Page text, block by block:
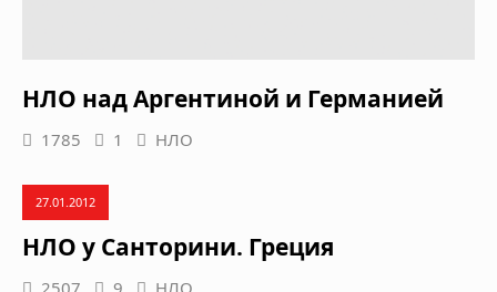
НЛО над Аргентиной и Германией
1785 1 НЛО
27.01.2012
НЛО у Санторини. Греция